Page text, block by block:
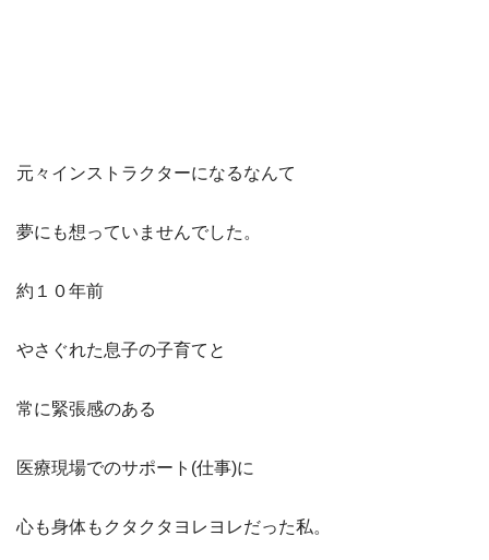
元々インストラクターになるなんて
夢にも想っていませんでした。
約１０年前
やさぐれた息子の子育てと
常に緊張感のある
医療現場でのサポート(仕事)に
心も身体もクタクタヨレヨレだった私。